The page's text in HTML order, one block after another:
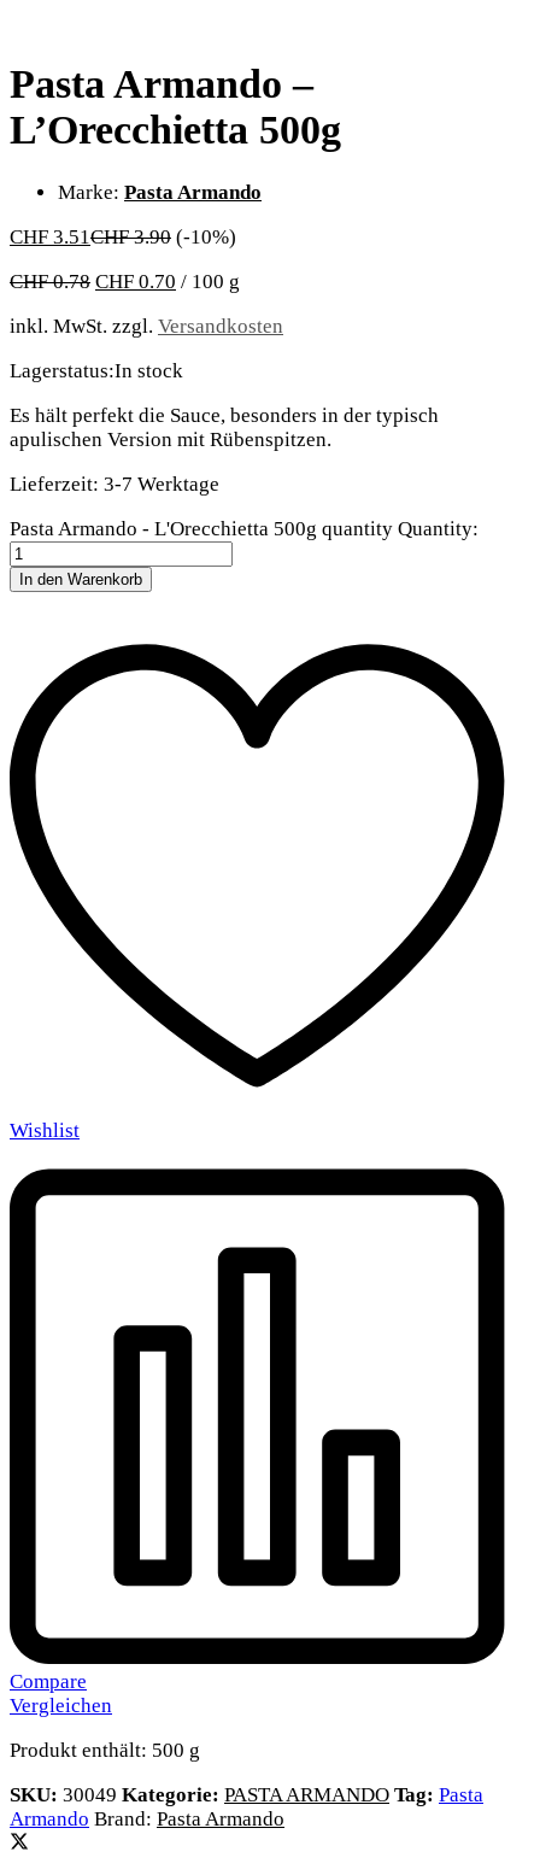
Pasta Armando –
L’Orecchietta 500g
Marke: Pasta Armando
CHF 3.51CHF3.90 (-10%)
CHF0.78 CHF 0.70 / 100 g
inkl. MwSt. zzgl. Versandkosten
Lagerstatus:In stock
Es hält perfekt die Sauce, besonders in der typisch
apulischen Version mit Rübenspitzen.
Lieferzeit: 3-7 Werktage
Pasta Armando - L'Orecchietta 500g quantity Quantity:
In den Warenkorb
Wishlist
Compare
Vergleichen
Produkt enthält: 500 g
SKU: 30049 Kategorie: PASTA ARMANDO Tag: Pasta
Armando Brand: Pasta Armando